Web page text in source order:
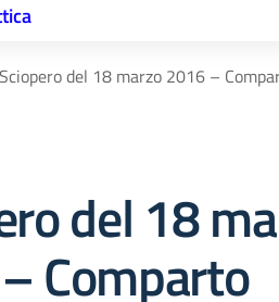
Sciopero del 18 marzo 2016 –
del 18
Comparto